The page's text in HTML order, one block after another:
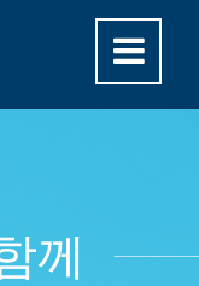
께